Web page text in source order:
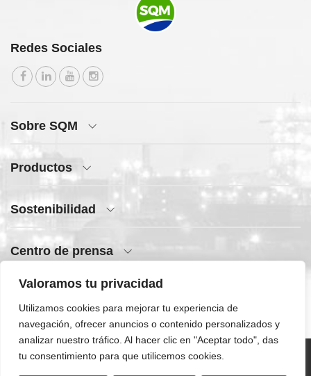
Valoramos tu privacidad
Utilizamos cookies para mejorar tu experiencia de
navegación, ofrecer anuncios o contenido personalizados y
analizar nuestro tráfico. Al hacer clic en "Aceptar todo", das
tu consentimiento para que utilicemos cookies.
Redes Sociales
Sobre SQM
Productos
Sostenibilidad
Centro de prensa
Acceso rápido
©SQM 2026 | Todos